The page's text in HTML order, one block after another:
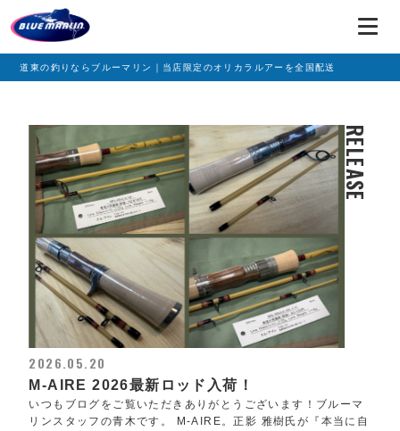
道東の釣りならブルーマリン｜当店限定のオリカラルアーを全国配送
RELEASE
2026.05.20
M-AIRE 2026最新ロッド入荷！
いつもブログをご覧いただきありがとうございます！ブルーマ
リンスタッフの青木です。 M-AIRE。正影 雅樹氏が『本当に自